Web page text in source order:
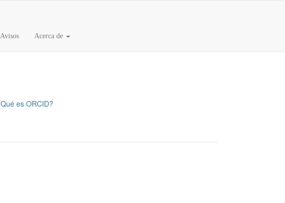
Avisos Acerca de
es ORCID?